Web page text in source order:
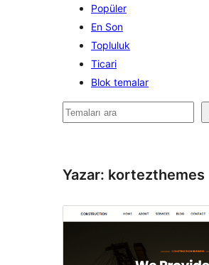
Popüler
En Son
Topluluk
Ticari
Blok temalar
Ara
Yazar: kortezthemes